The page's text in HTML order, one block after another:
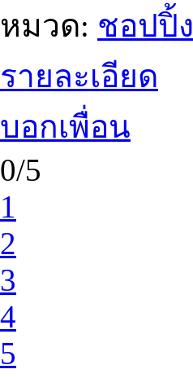
หมวด: ชอปปิ้ง
รายละเอียด
บอกเพื่อน
0/5
1
2
3
4
5